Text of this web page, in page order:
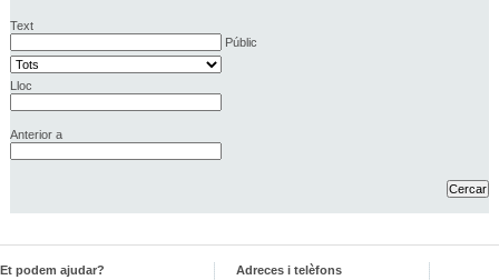
Text
Públic
Lloc
Anterior a
Et podem ajudar?
Adreces i telèfons